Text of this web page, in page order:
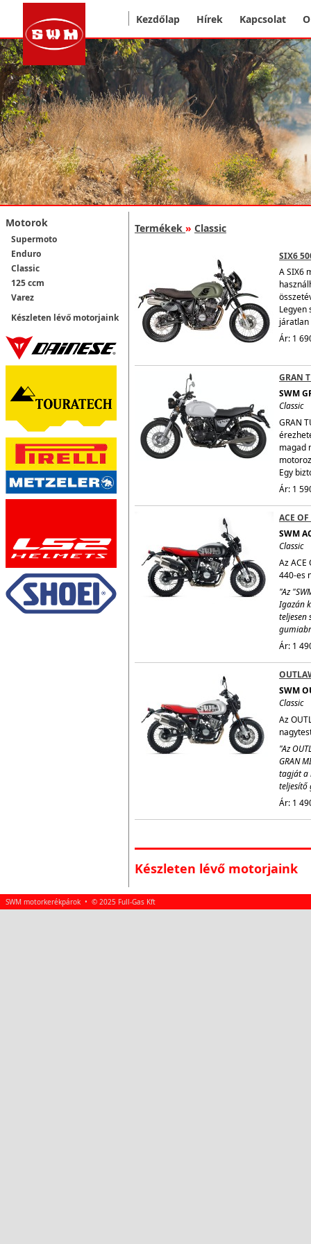
Kezdőlap Hírek Kapcsolat
Motorok
Supermoto
Enduro
Classic
125 ccm
Varez
Készleten lévő motorjaink
Termékek » Classic
SIX6
A SIX6
Legyen
járatlan
Ár: 1
GRAN
SWM
Classic
GRAN
magad
Egy
Ár: 1
ACE
SWM
Classic
Az
440-es
"Az
Igazán
teljesen
Ár: 1
SWM
Classic
Az
"Az
GRAN
tagját a
teljesítő
Ár: 1
Készleten lévő motorjaink
SWM motorkerékpárok • © 2025 Full-Gas Kft